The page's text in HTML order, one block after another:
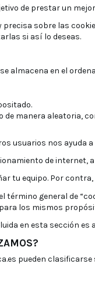
de prestar un
sobre las
si así lo deseas.
se almacena en el
de manera aleatoria,
usuarios nos
de
tu equipo. Por
término general de
los mismos
en esta sección
pueden